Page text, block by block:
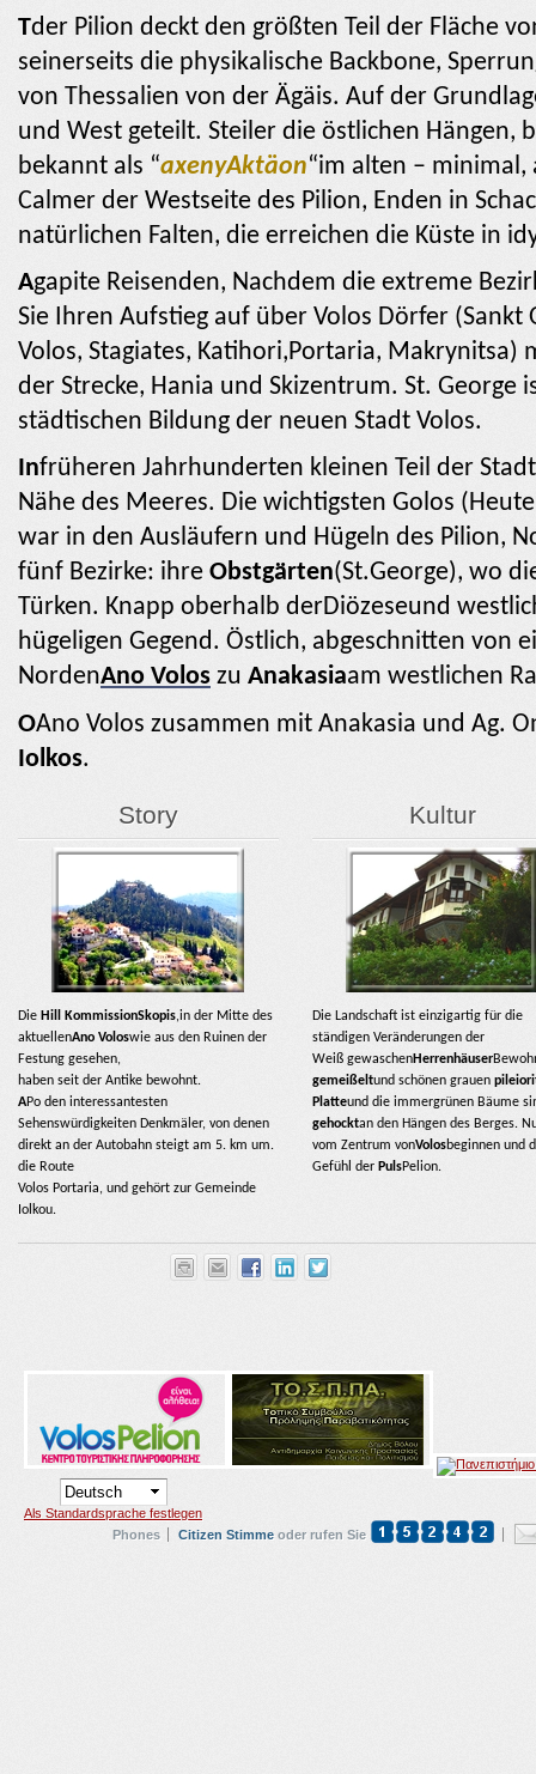
Tder Pilion deckt den größten Teil der Fläche
seinerseits die physikalische Backbone,
von Thessalien von der Ägäis. Auf der
und West geteilt. Steiler die östlichen Hängen,
bekannt als “axenyAktäon“im alten – minimal,
Calmer der Westseite des Pilion, Enden in
natürlichen Falten, die erreichen die Küste in
Agapite Reisenden, Nachdem die extreme
Sie Ihren Aufstieg auf über Volos Dörfer (Sankt
Volos, Stagiates, Katihori,Portaria, Makrynitsa)
der Strecke, Hania und Skizentrum. St.
städtischen Bildung der neuen Stadt Volos.
Infrüheren Jahrhunderten kleinen Teil der
Nähe des Meeres. Die wichtigsten Golos
war in den Ausläufern und Hügeln des Pilion,
fünf Bezirke: ihre Obstgärten(St.George), wo
Türken. Knapp oberhalb derDiözeseund
hügeligen Gegend. Östlich, abgeschnitten von
NordenAno Volos zu Anakasiaam westlichen
ΟAno Volos zusammen mit Anakasia und Ag.
Iolkos.
Story
Die Hill KommissionSkopis,in der Mitte des
aktuellenAno Voloswie aus den Ruinen der
Festung gesehen,
haben seit der Antike bewohnt.
APo den interessantesten
Sehenswürdigkeiten Denkmäler, von denen
direkt an der Autobahn steigt am 5. km um.
die Route
Volos Portaria, und gehört zur Gemeinde
Iolkou.
Kultur
Die Landschaft ist einzigartig für die
ständigen Veränderungen der
Weiß gewaschenHerrenhäuser
gemeißeltund schönen grauen
Platteund die immergrünen Bäume
gehocktan den Hängen des Berges.
vom Zentrum vonVolosbeginnen und
Gefühl der PulsPelion.
Als Standardsprache festlegen
Phones
Citizen Stimme oder rufen Sie